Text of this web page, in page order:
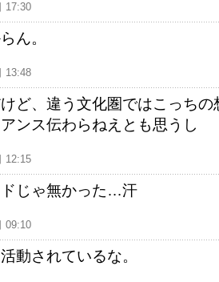
17:30
ん。
13:48
ど、違う文化圏ではこっち
ンス伝わらねえとも思うし
12:15
じゃ無かった…汗
09:10
動されているな。